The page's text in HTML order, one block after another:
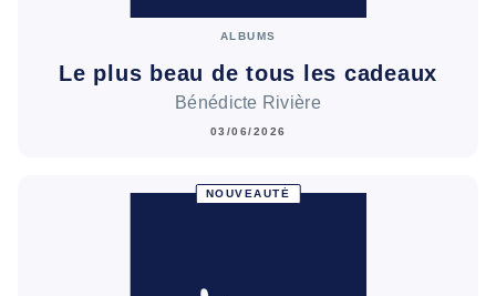
ALBUMS
Le plus beau de tous les cadeaux
Bénédicte Rivière
03/06/2026
NOUVEAUTÉ